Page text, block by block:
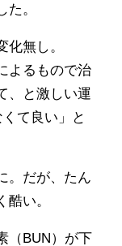
。
無し。
よるもので治
、と激しい運
て良い」と
。だが、たん
い。
（BUN）が下